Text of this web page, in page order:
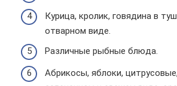
Курица, кролик, говядина в
отварном виде.
Различные рыбные блюда.
Абрикосы, яблоки,